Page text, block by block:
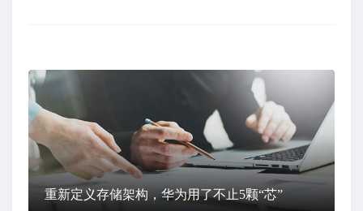
重新定义存储架构，华为用了不止5颗“芯”